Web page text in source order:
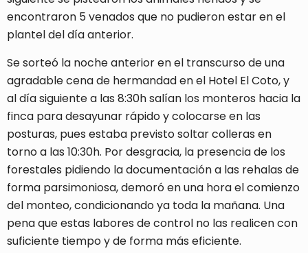
encontraron 5 venados que no pudieron estar en el
plantel del día anterior.
Se sorteó la noche anterior en el transcurso de una
agradable cena de hermandad en el Hotel El Coto, y
al día siguiente a las 8:30h salían los monteros hacia la
finca para desayunar rápido y colocarse en las
posturas, pues estaba previsto soltar colleras en
torno a las 10:30h. Por desgracia, la presencia de los
forestales pidiendo la documentación a las rehalas de
forma parsimoniosa, demoró en una hora el comienzo
del monteo, condicionando ya toda la mañana. Una
pena que estas labores de control no las realicen con
suficiente tiempo y de forma más eficiente.